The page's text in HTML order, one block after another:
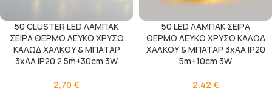
50 CLUSTER LED ΛΑΜΠΑΚ
ΣΕΙΡΑ ΘΕΡΜΟ ΛΕΥΚΟ ΧΡΥΣΟ
ΚΑΛΩΔ ΧΑΛΚΟΥ & ΜΠΑΤΑΡ
3xAA IP20 2.5m+30cm 3W
2,70 €
50 LED ΛΑΜΠΑΚ ΣΕΙΡΑ
ΘΕΡΜΟ ΛΕΥΚΟ ΧΡΥΣΟ ΚΑΛΩΔ
ΧΑΛΚΟΥ & ΜΠΑΤΑΡ 3xAA IP20
5m+10cm 3W
2,42 €